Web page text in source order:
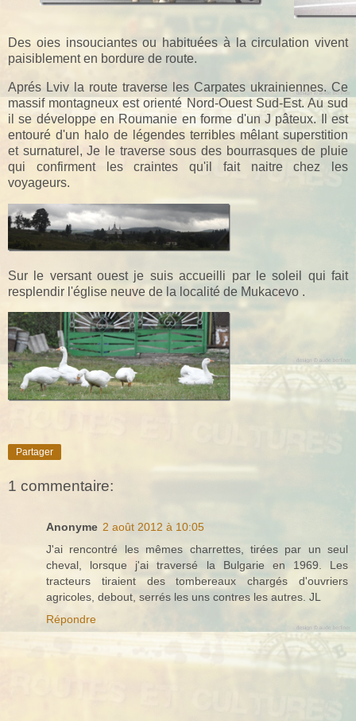
Des oies insouciantes ou habituées à la circulation vivent
paisiblement en bordure de route.
Aprés Lviv la route traverse les Carpates ukrainiennes. Ce
massif montagneux est orienté Nord-Ouest Sud-Est. Au sud
il se développe en Roumanie en forme d'un J pâteux. Il est
entouré d'un halo de légendes terribles mêlant superstition
et surnaturel, Je le traverse sous des bourrasques de pluie
qui confirment les craintes qu'il fait naitre chez les
voyageurs.
Sur le versant ouest je suis accueilli par le soleil qui fait
resplendir l'église neuve de la localité de Mukacevo .
Partager
1 commentaire:
Anonyme 2 août 2012 à 10:05
J'ai rencontré les mêmes charrettes, tirées par un seul
cheval, lorsque j'ai traversé la Bulgarie en 1969. Les
tracteurs tiraient des tombereaux chargés d'ouvriers
agricoles, debout, serrés les uns contres les autres. JL
Répondre